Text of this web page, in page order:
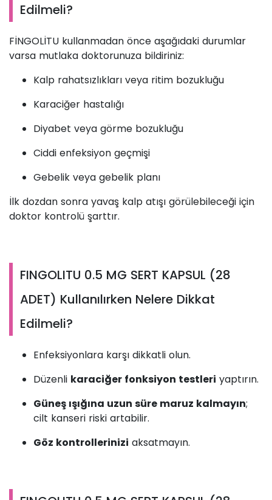
Edilmeli?
FİNGOLİTU kullanmadan önce aşağıdaki durumlar
varsa mutlaka doktorunuza bildiriniz:
Kalp rahatsızlıkları veya ritim bozukluğu
Karaciğer hastalığı
Diyabet veya görme bozukluğu
Ciddi enfeksiyon geçmişi
Gebelik veya gebelik planı
İlk dozdan sonra yavaş kalp atışı görülebileceği için
doktor kontrolü şarttır.
FINGOLITU 0.5 MG SERT KAPSUL (28
ADET) Kullanılırken Nelere Dikkat
Edilmeli?
Enfeksiyonlara karşı dikkatli olun.
Düzenli karaciğer fonksiyon testleri yaptırın.
Güneş ışığına uzun süre maruz kalmayın;
cilt kanseri riski artabilir.
Göz kontrollerinizi aksatmayın.